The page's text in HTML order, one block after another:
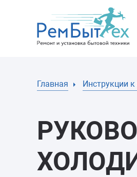
Главная Инструкции